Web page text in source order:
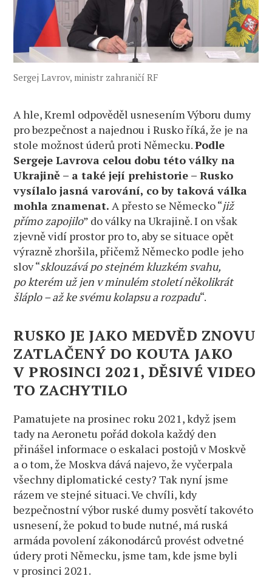
Sergej Lavrov, ministr zahraničí RF
A hle, Kreml odpověděl usnesením Výboru dumy
pro bezpečnost a najednou i Rusko říká, že je na
stole možnost úderů proti Německu.Podle
Sergeje Lavrova celou dobu této války na
Ukrajině – a také její prehistorie – Rusko
vysílalo jasná varování, co by taková válka
mohla znamenat. A přesto se Německo “již
přímo zapojilo” do války na Ukrajině. I on však
zjevně vidí prostor pro to, aby se situace opět
výrazně zhoršila, přičemž Německo podle jeho
slov “sklouzává po stejném kluzkém svahu,
po kterém už jen v minulém století několikrát
šláplo – až ke svému kolapsu a rozpadu“.
RUSKO JE JAKO MEDVĚD ZNOVU
ZATLAČENÝ DO KOUTA JAKO
V PROSINCI 2021, DĚSIVÉ VIDEO
TO ZACHYTILO
Pamatujete na prosinec roku 2021, když jsem
tady na Aeronetu pořád dokola každý den
přinášel informace o eskalaci postojů v Moskvě
a o tom, že Moskva dává najevo, že vyčerpala
všechny diplomatické cesty? Tak nyní jsme
rázem ve stejné situaci. Ve chvíli, kdy
bezpečnostní výbor ruské dumy posvětí takovéto
usnesení, že pokud to bude nutné, má ruská
armáda povolení zákonodárců provést odvetné
údery proti Německu, jsme tam, kde jsme byli
v prosinci 2021.